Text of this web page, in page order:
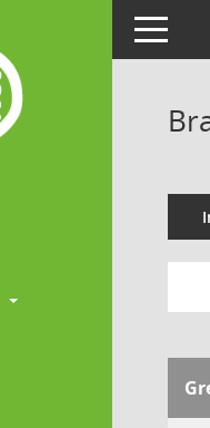
Toggle